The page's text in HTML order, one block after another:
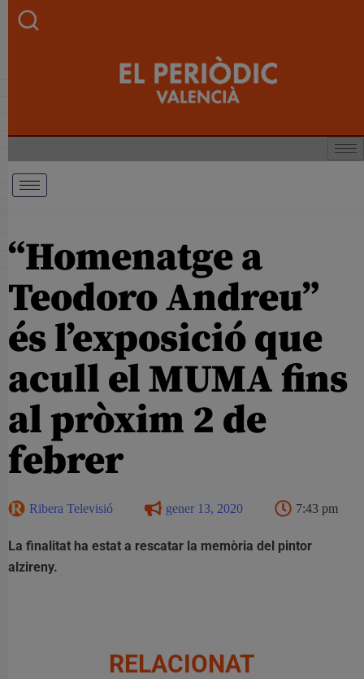
“Homenatge a
Teodoro Andreu”
és l’exposició que
acull el MUMA fins
al pròxim 2 de
febrer
Ribera Televisió gener 13, 2020 7:43 pm
La finalitat ha estat a rescatar la memòria del pintor
alzireny.
RELACIONAT